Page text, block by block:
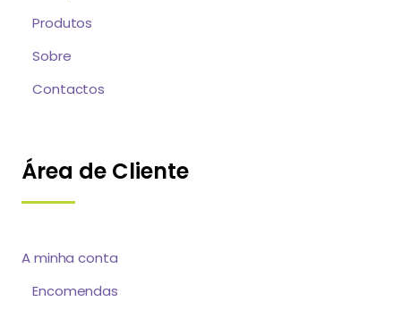
Produtos
Sobre
Contactos
Área de Cliente
A minha conta
Encomendas